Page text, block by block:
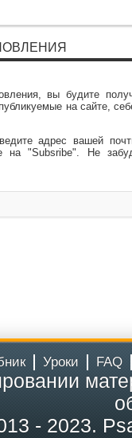
вы будите
на сайте,
адрес вашей
"Subsribe". Не
Уроки FAQ
- 2023.